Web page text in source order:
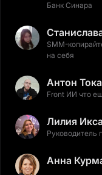
Банк Синара
SMM-
на себя
Антон
Front ИИ что
Лилия
Руководитель
Анна